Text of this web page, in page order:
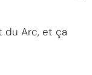
du Arc, et ça